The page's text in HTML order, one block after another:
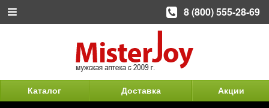
Каталог Доставка Акции
8 (800) 555-28-69